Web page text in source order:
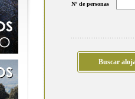
Nº de personas